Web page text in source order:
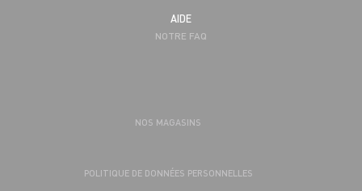
AIDE
NOTRE FAQ
NOS MAGASINS
POLITIQUE DE DONNÉES PERSONNELLES